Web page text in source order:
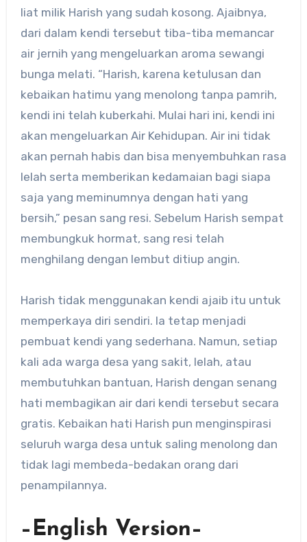
liat milik Harish yang sudah kosong. Ajaibnya,
dari dalam kendi tersebut tiba-tiba memancar
air jernih yang mengeluarkan aroma sewangi
bunga melati. “Harish, karena ketulusan dan
kebaikan hatimu yang menolong tanpa pamrih,
kendi ini telah kuberkahi. Mulai hari ini, kendi ini
akan mengeluarkan Air Kehidupan. Air ini tidak
akan pernah habis dan bisa menyembuhkan rasa
lelah serta memberikan kedamaian bagi siapa
saja yang meminumnya dengan hati yang
bersih,” pesan sang resi. Sebelum Harish sempat
membungkuk hormat, sang resi telah
menghilang dengan lembut ditiup angin.
Harish tidak menggunakan kendi ajaib itu untuk
memperkaya diri sendiri. Ia tetap menjadi
pembuat kendi yang sederhana. Namun, setiap
kali ada warga desa yang sakit, lelah, atau
membutuhkan bantuan, Harish dengan senang
hati membagikan air dari kendi tersebut secara
gratis. Kebaikan hati Harish pun menginspirasi
seluruh warga desa untuk saling menolong dan
tidak lagi membeda-bedakan orang dari
penampilannya.
–English Version–